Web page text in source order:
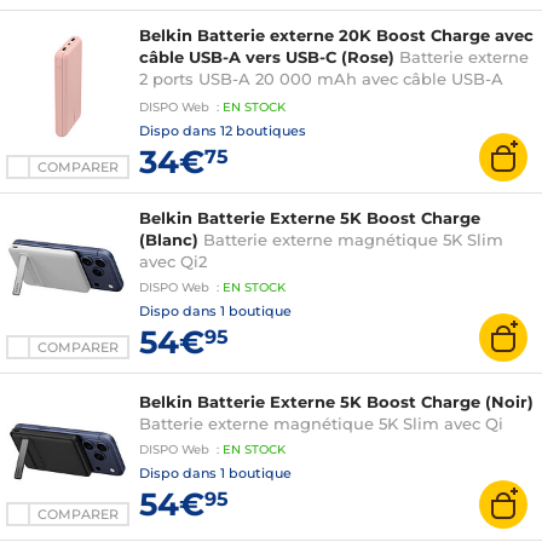
COMPARER
Belkin Batterie externe 20K Boost Charge avec
câble USB-A vers USB-C (Rose) Batterie externe
2 ports USB-A 20 000 mAh avec câble USB-A
vers USB-C
DISPO Web : EN STOCK
Dispo dans 12 boutiques
34€75
COMPARER
Belkin Batterie Externe 5K Boost Charge
(Blanc) Batterie externe magnétique 5K Slim
avec Qi2
DISPO Web : EN STOCK
Dispo dans 1 boutique
54€95
COMPARER
Belkin Batterie Externe 5K Boost Charge (Noir)
Batterie externe magnétique 5K Slim avec Qi
DISPO Web : EN STOCK
Dispo dans 1 boutique
54€95